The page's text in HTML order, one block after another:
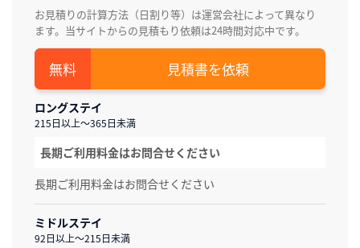
お見積りの計算方法（日割り等）は運営会社によって異なり
ます。当サイトからの見積もり依頼は24時間対応中です。
見積書を依頼
ロングステイ
215日以上～365日未満
長期ご利用料金はお問合せください
長期ご利用料金はお問合せください
ミドルステイ
92日以上～215日未満